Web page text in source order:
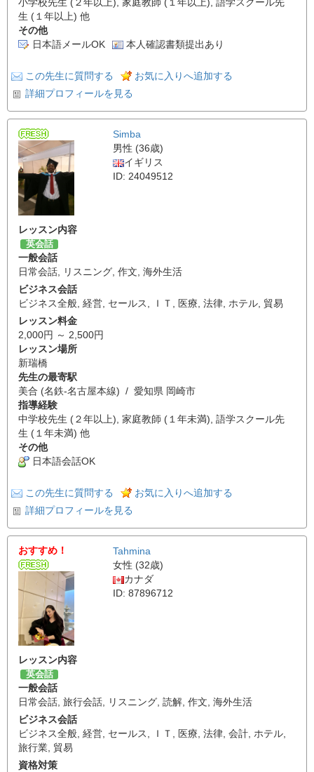
生 (１年以上) 他
その他
日本語メールOK
本人確認書類提出あり
この先生に質問する
お気に入りへ追加する
詳細プロフィールを見る
Simba
男性 (36歳)
イギリス
ID: 24049512
レッスン内容
英会話
一般会話
日常会話
リスニング 作文 海外生活
ビジネス会話
ビジネス全般 経営 セールス ＩＴ 医療 法律 ホテル 貿易
レッスン料金
2,000円 ～ 2,500円
レッスン場所
新瑞橋
先生の最寄駅
美合 (名鉄-名古屋本線) / 愛知県 岡崎市
指導経験
中学校先生 (２年以上), 家庭教師 (１年未満), 語学スクール先
生 (１年未満) 他
その他
日本語会話OK
この先生に質問する
お気に入りへ追加する
詳細プロフィールを見る
おすすめ！
Tahmina
女性 (32歳)
カナダ
ID: 87896712
レッスン内容
英会話
一般会話
日常会話, 旅行会話, リスニング, 読解, 作文, 海外生活
ビジネス会話
ビジネス全般, 経営, セールス, ＩＴ , 医療, 法律, 会計, ホテル,
旅行業, 貿易
資格対策